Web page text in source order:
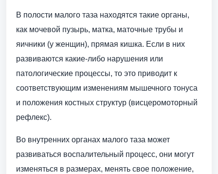
В полости малого таза находятся такие органы,
как мочевой пузырь, матка, маточные трубы и
яичники (у женщин), прямая кишка. Если в них
развиваются какие-либо нарушения или
патологические процессы, то это приводит к
соответствующим изменениям мышечного тонуса
и положения костных структур (висцеромоторный
рефлекс).
Во внутренних органах малого таза может
развиваться воспалительный процесс, они могут
изменяться в размерах, менять свое положение,